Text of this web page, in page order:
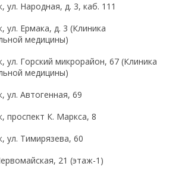
ул. Народная, д. 3, каб. 111
ул. Ермака, д. 3 (Клиника
медицины)
ул. Горский микрорайон, 67 (Клиника
медицины)
ул. Автогенная, 69
проспект К. Маркса, 8
ул. Тимирязева, 60
21 (этаж-1)